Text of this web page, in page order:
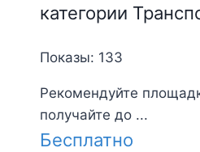
категории
Показы: 133
Рекомендуйте
получайте до ...
Бесплатно